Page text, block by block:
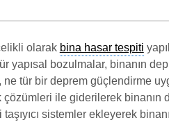
olarak bina hasar tespiti
bozulmalar, binanın
tür bir deprem güçlendirme
ile giderilerek binanın
taşıyıcı sistemler ekleyerek